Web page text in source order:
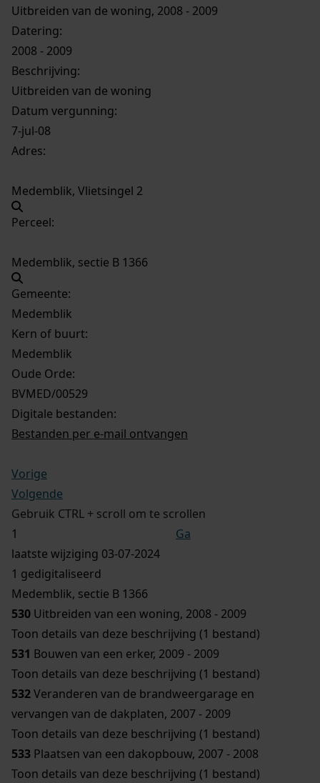
Uitbreiden van de woning, 2008 - 2009
Datering:
2008 - 2009
Beschrijving:
Uitbreiden van de woning
Datum vergunning:
7-jul-08
Adres:
Medemblik, Vlietsingel 2
Perceel:
Medemblik, sectie B 1366
Gemeente:
Medemblik
Kern of buurt:
Medemblik
Oude Orde:
BVMED/00529
Digitale bestanden:
Bestanden per e-mail ontvangen
Vorige
Volgende
Gebruik CTRL + scroll om te scrollen
Ga
laatste wijziging 03-07-2024
1 gedigitaliseerd
Medemblik, sectie B 1366
530 Uitbreiden van een woning, 2008 - 2009
Toon details van deze beschrijving (1 bestand)
531 Bouwen van een erker, 2009 - 2009
Toon details van deze beschrijving (1 bestand)
532Veranderen van de brandweergarage en
vervangen van de dakplaten, 2007 - 2009
Toon details van deze beschrijving (1 bestand)
533 Plaatsen van een dakopbouw, 2007 - 2008
Toon details van deze beschrijving (1 bestand)